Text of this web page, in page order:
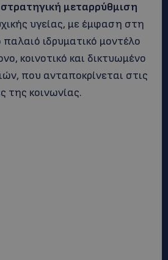
μεταρρύθμιση
υγείας, με έμφαση στη
ιδρυματικό μοντέλο
κοινοτικό και δικτυωμένο
που ανταποκρίνεται στις
της κοινωνίας.